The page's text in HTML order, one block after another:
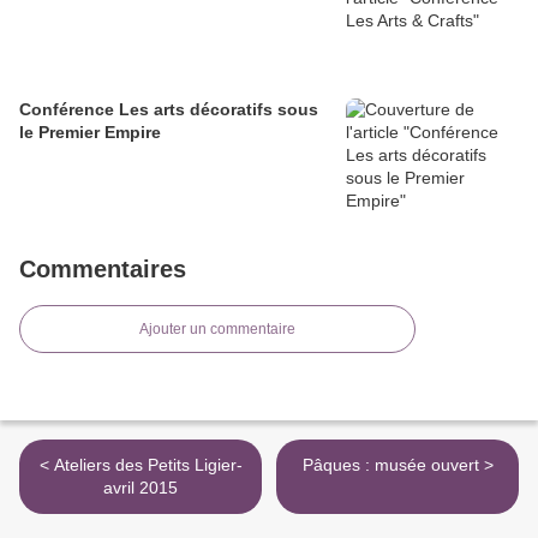
Conférence Les arts décoratifs sous
le Premier Empire
Commentaires
Ajouter un commentaire
< Ateliers des Petits Ligier-
avril 2015
Pâques : musée ouvert >